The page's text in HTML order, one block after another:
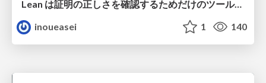
Lean は証明の正しさを確認するためだけのツールって思ってませんか？
inoueasei
1 140